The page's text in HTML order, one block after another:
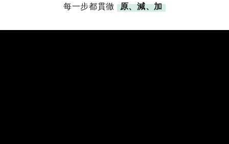
每一步都貫徹 原、減、加